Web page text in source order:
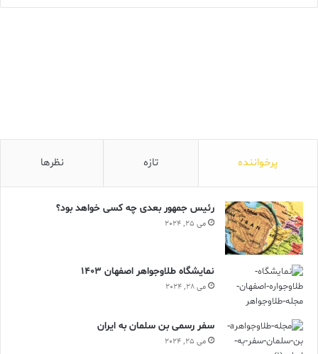
پرخواننده تازه نظرها
رئیس جمهور بعدی چه کسی خواهد بود؟
می 25, 2024
نمایشگاه طلاوجواهر اصفهان 1403
می 28, 2024
سفر رسمی بن سلمان به ایران
می 25, 2024